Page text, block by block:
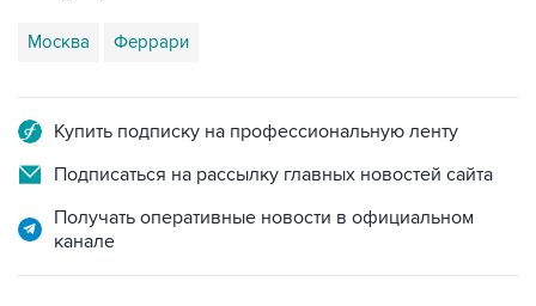
Москва Феррари
Купить подписку на профессиональную ленту
Подписаться на рассылку главных новостей сайта
Получать оперативные новости в официальном
канале